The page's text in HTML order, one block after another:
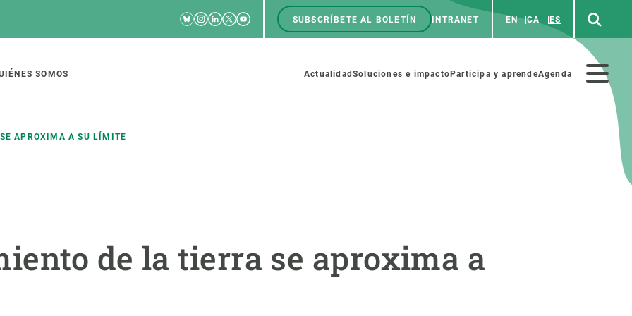
RRSS
Bluesky
Instagram
Linkedin
TwitterYoutube
Menú
top
SUBSCRÍBETE AL BOLETÍN INTRANET EN CA ES
SOMOS
Menú
Actualidad Soluciones e impacto Participa y aprendeAgenda
APROXIMA A SU LÍMITE
de la tierra se aproxima a
Soluciones Estrategia de Recursos Humanos
Oportunidades académicas
Haz ciencia con nosotros